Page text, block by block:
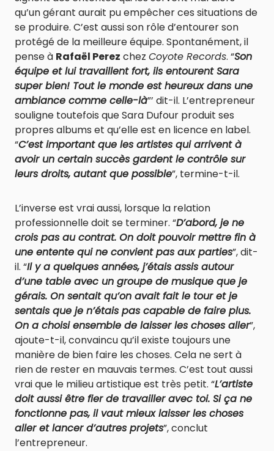
qu’un gérant aurait pu empêcher ces situations de
se produire. C’est aussi son rôle d’entourer son
protégé de la meilleure équipe. Spontanément, il
pense à Rafaël Perez chez Coyote Records. “Son
équipe et lui travaillent fort, ils entourent Sara
super bien! Tout le monde est heureux dans une
ambiance comme celle-là”’ dit-il. L’entrepreneur
souligne toutefois que Sara Dufour produit ses
propres albums et qu’elle est en licence en label.
“C’est important que les artistes qui arrivent à
avoir un certain succès gardent le contrôle sur
leurs droits, autant que possible”, termine-t-il.
L’inverse est vrai aussi, lorsque la relation
professionnelle doit se terminer. “D’abord, je ne
crois pas au contrat. On doit pouvoir mettre fin à
une entente qui ne convient pas aux parties”, dit-
il. “Il y a quelques années, j’étais assis autour
d’une table avec un groupe de musique que je
gérais. On sentait qu’on avait fait le tour et je
sentais que je n’étais pas capable de faire plus.
On a choisi ensemble de laisser les choses aller”,
ajoute-t-il, convaincu qu’il existe toujours une
manière de bien faire les choses. Cela ne sert à
rien de rester en mauvais termes. C’est tout aussi
vrai que le milieu artistique est très petit. “L’artiste
doit aussi être fier de travailler avec toi. Si ça ne
fonctionne pas, il vaut mieux laisser les choses
aller et lancer d’autres projets”, conclut
l’entrepreneur.